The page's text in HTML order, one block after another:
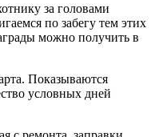
за головами
по забегу тем этих
можно получить в
Показываются
условных дней